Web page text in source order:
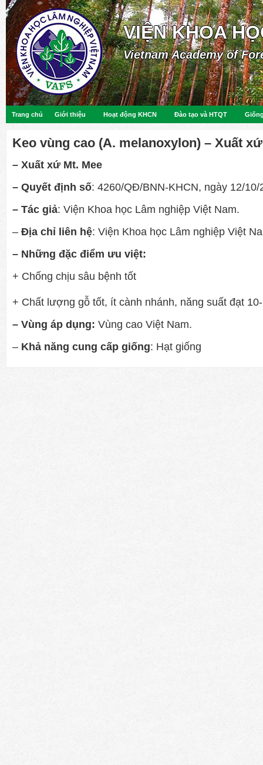
VIỆN KHOA
Vietnam Academy of
Trang chủ Giới thiệu Hoạt động KHCN Đào tạo và HTQT
Keo vùng cao (A. melanoxylon) – Xuất
– Xuất xứ Mt. Mee
– Quyết định số: 4260/QĐ/BNN-KHCN, ngày 12/10/
– Tác giả: Viện Khoa học Lâm nghiệp Việt Nam.
– Địa chỉ liên hệ: Viện Khoa học Lâm nghiệp Việt
– Những đặc điểm ưu việt:
+ Chống chịu sâu bệnh tốt
+ Chất lượng gỗ tốt, ít cành nhánh, năng suất đạt
– Vùng áp dụng: Vùng cao Việt Nam.
– Khả năng cung cấp giống: Hạt giống